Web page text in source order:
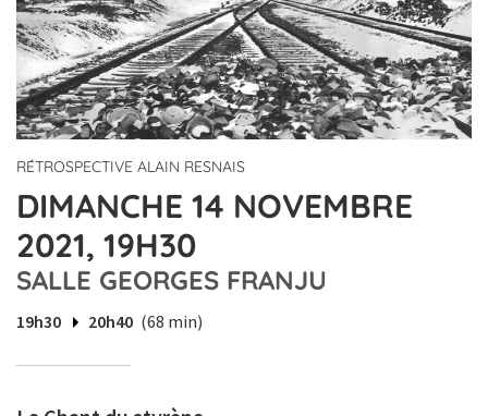
RÉTROSPECTIVE ALAIN RESNAIS
DIMANCHE 14 NOVEMBRE
2021, 19H30
SALLE GEORGES FRANJU
19h30 20h40 (68 min)